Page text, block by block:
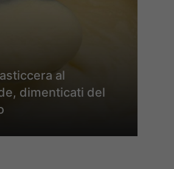
al
dimenticati del